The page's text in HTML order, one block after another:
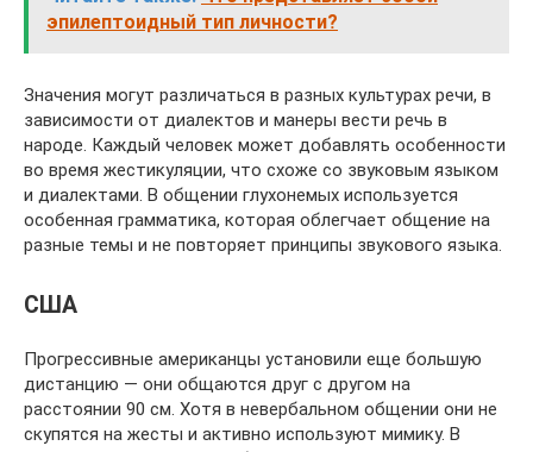
эпилептоидный тип личности?
Значения могут различаться в разных культурах речи, в
зависимости от диалектов и манеры вести речь в
народе. Каждый человек может добавлять особенности
во время жестикуляции, что схоже со звуковым языком
и диалектами. В общении глухонемых используется
особенная грамматика, которая облегчает общение на
разные темы и не повторяет принципы звукового языка.
США
Прогрессивные американцы установили еще большую
дистанцию — они общаются друг с другом на
расстоянии 90 см. Хотя в невербальном общении они не
скупятся на жесты и активно используют мимику. В